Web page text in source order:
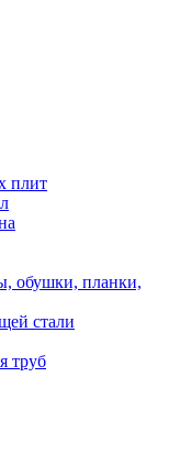
плит
обушки, планки,
стали
труб